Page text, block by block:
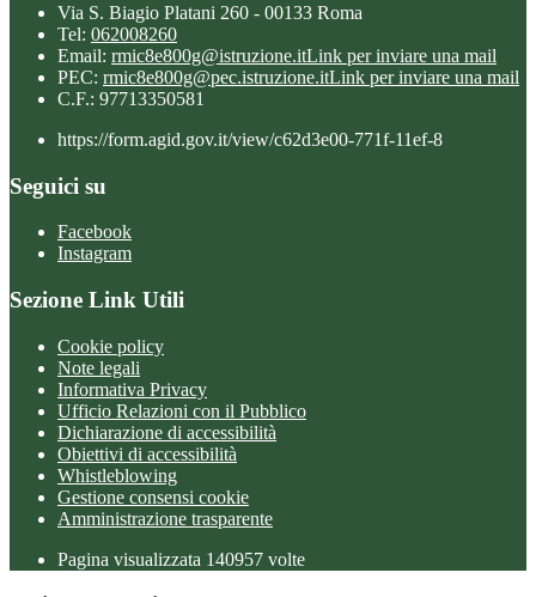
Via S. Biagio Platani 260 - 00133 Roma
Tel: 062008260
Email: rmic8e800g@istruzione.itLink per inviare una mail
PEC: rmic8e800g@pec.istruzione.itLink per inviare una mail
C.F.: 97713350581
https://form.agid.gov.it/view/c62d3e00-771f-11ef-8
Seguici su
Facebook
Instagram
Sezione Link Utili
Cookie policy
Note legali
Informativa Privacy
Ufficio Relazioni con il Pubblico
Dichiarazione di accessibilità
Obiettivi di accessibilità
Whistleblowing
Gestione consensi cookie
Amministrazione trasparente
Pagina visualizzata 140957 volte